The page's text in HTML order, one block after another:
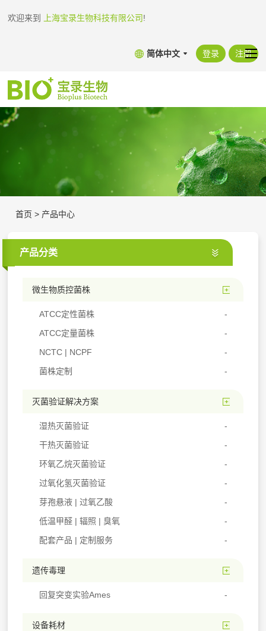
欢迎来到 上海宝录生物科技有限公司!
简体中文 登录 注册
首页 > 产品中心
产品分类
微生物质控菌株
ATCC定性菌株
ATCC定量菌株
NCTC | NCPF
菌株定制
灭菌验证解决方案
湿热灭菌验证
干热灭菌验证
环氧乙烷灭菌验证
过氧化氢灭菌验证
芽孢悬液 | 过氧乙酸
低温甲醛 | 辐照 | 臭氧
配套产品 | 定制服务
遗传毒理
回复突变实验Ames
设备耗材